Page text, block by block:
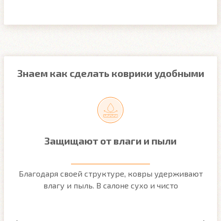
Знаем как сделать коврики удобными
Защищают от влаги и пыли
Благодаря своей структуре, ковры удерживают
влагу и пыль. В салоне сухо и чисто